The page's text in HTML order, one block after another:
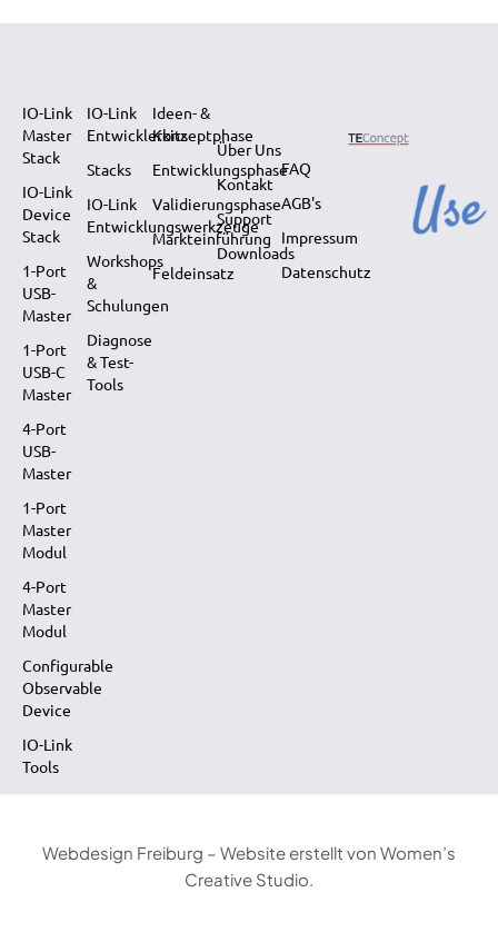
IO-Link
Master
Stack
IO-Link
Device
Stack
1-Port
USB-
Master
1-Port
USB-C
Master
4-Port
USB-
Master
1-Port
Master
Modul
4-Port
Master
Modul
Configurable
Observable
Device
IO-Link
Tools
IO-Link
Entwicklerkits
Stacks
IO-Link
Entwicklungswerkzeuge
Workshops
&
Schulungen
Diagnose
& Test-
Tools
Ideen- &
Konzeptphase
Entwicklungsphase
Validierungsphase
Markteinführung
Feldeinsatz
Über Uns
Kontakt
Support
Downloads
FAQ
AGB's
Impressum
Datenschutz
Webdesign Freiburg – Website erstellt von Women’s
Creative Studio.